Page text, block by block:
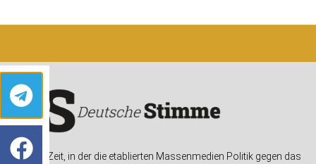
In einer Zeit, in der die etablierten Massenmedien Politik gegen das